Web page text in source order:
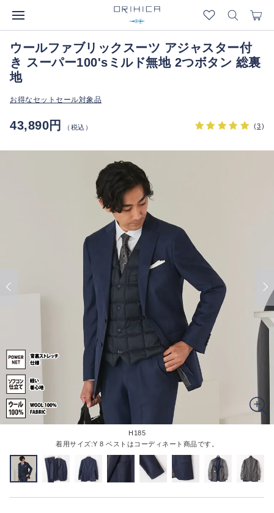
ウールファブリックスーツ アジャスター付
き スーパー100'sミルド無地 2つボタン 総裏
地
お得なセットセール対象品
43,890円 （税込） (3)
H185
着用サイズ:Y 8 ベストはコーディネート商品です。